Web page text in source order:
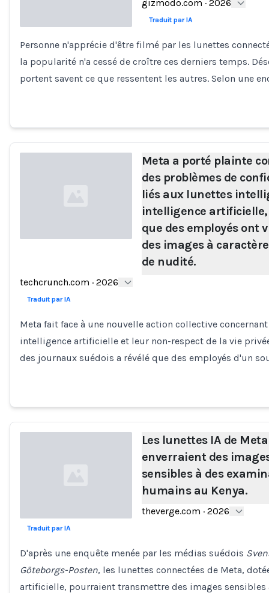
gizmodo.com · 2026
Traduit par IA
Personne n'apprécie d'être filmé par les lunettes
la popularité n'a cessé de croître ces derniers temps.
portent savent ce que ressentent les autres. Selon une
Meta a porté plainte
des problèmes de
liés aux lunettes
intelligence
que des employés ont
des images à
de nudité.
techcrunch.com · 2026
Traduit par IA
Meta fait face à une nouvelle action collective
intelligence artificielle et leur non-respect de la vie
des journaux suédois a révélé que des employés d'un
Les lunettes IA de Meta
enverraient des
sensibles à des
humains au Kenya.
theverge.com · 2026
Traduit par IA
D'après une enquête menée par les médias suédois
Göteborgs-Posten, les lunettes connectées de Meta,
artificielle, pourraient transmettre des images sensibles